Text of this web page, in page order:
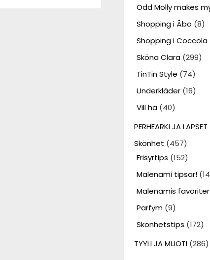
Odd Molly makes
Shopping i Åbo (8)
Shopping i Coccola
Sköna Clara(299)
TinTin Style (74)
Underkläder(16)
Vill ha(40)
PERHEARKI JA LAPSET
Skönhet (457)
Frisyrtips (152)
Malenami tipsar!
Malenamis favoriter
Parfym(9)
Skönhetstips (172)
TYYLI JA MUOTI(286)